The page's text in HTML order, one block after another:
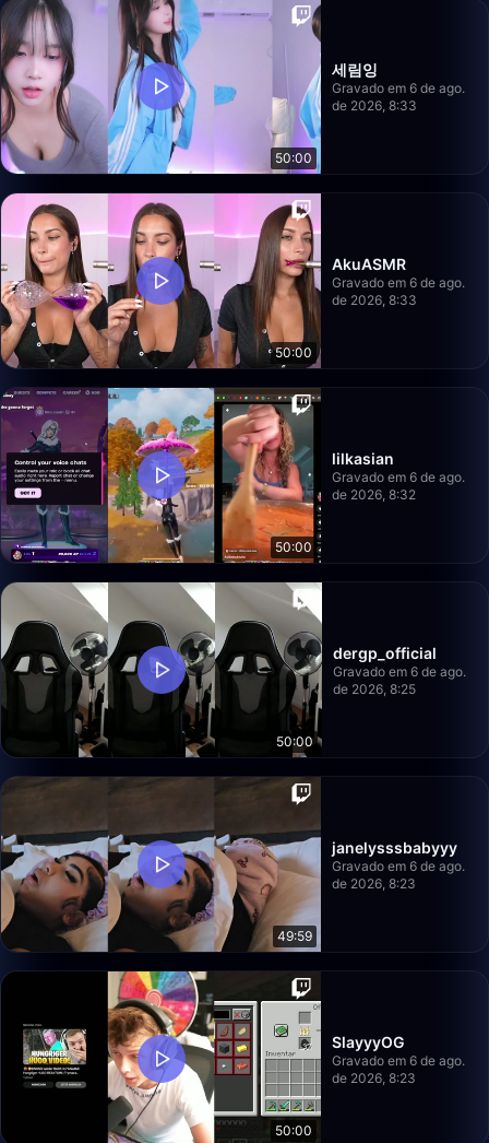
50:00
세림잉
Gravado em 6 de ago.
de 2026, 8:33
50:00
AkuASMR
Gravado em 6 de ago.
de 2026, 8:33
50:00
lilkasian
Gravado em 6 de ago.
de 2026, 8:32
50:00
dergp_official
Gravado em 6 de ago.
de 2026, 8:25
49:59
janelysssbabyyy
Gravado em 6 de ago.
de 2026, 8:23
50:00
SlayyyOG
Gravado em 6 de ago.
de 2026, 8:23